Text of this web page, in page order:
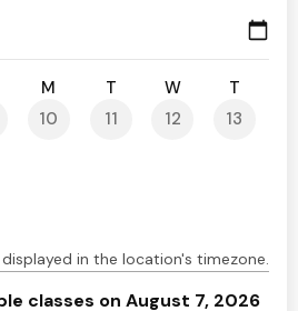
instagram•facebook
Scarica